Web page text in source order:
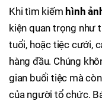
Khi tìm kiếm hình
kiện quan trọng như
tuổi, hoặc tiệc cưới,
hàng đầu. Chúng
gian buổi tiệc mà
của người tổ chức.